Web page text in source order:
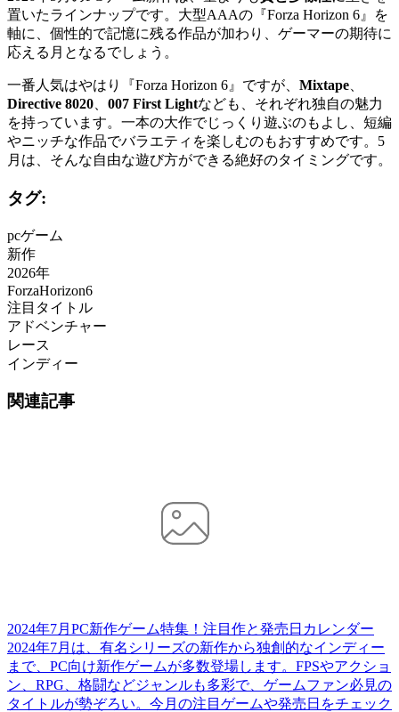
置いたラインナップです。大型AAAの『Forza Horizon 6』を
軸に、個性的で記憶に残る作品が加わり、ゲーマーの期待に
応える月となるでしょう。
一番人気はやはり『Forza Horizon 6』ですが、 Mixtape
Directive 8020
007 First Lightなども、それぞれ独自の魅力
を持っています。一本の大作でじっくり遊ぶのもよし、短編
やニッチな作品でバラエティを楽しむのもおすすめです。5
月は、そんな自由な遊び方ができる絶好のタイミングです。
タグ:
pcゲーム
新作
2026年
ForzaHorizon6
注目タイトル
アドベンチャー
レース
インディー
関連記事
2024年7月PC新作ゲーム特集！注目作と発売日カレンダー
2024年7月は、有名シリーズの新作から独創的なインディー
まで、PC向け新作ゲームが多数登場します。FPSやアクショ
ン、RPG、格闘などジャンルも多彩で、ゲームファン必見の
タイトルが勢ぞろい。今月の注目ゲームや発売日をチェック